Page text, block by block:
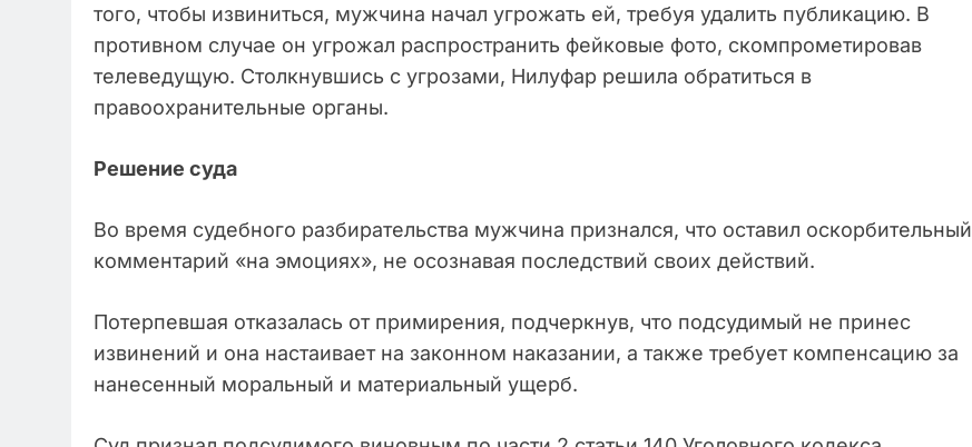
того, чтобы извиниться, мужчина начал угрожать ей, требуя удалить публикацию. В
противном случае он угрожал распространить фейковые фото, скомпрометировав
телеведущую. Столкнувшись с угрозами, Нилуфар решила обратиться в
правоохранительные органы.
Решение суда
Во время судебного разбирательства мужчина признался, что оставил оскорбительный
комментарий «на эмоциях», не осознавая последствий своих действий.
Потерпевшая отказалась от примирения, подчеркнув, что подсудимый не принес
извинений и она настаивает на законном наказании, а также требует компенсацию за
нанесенный моральный и материальный ущерб.